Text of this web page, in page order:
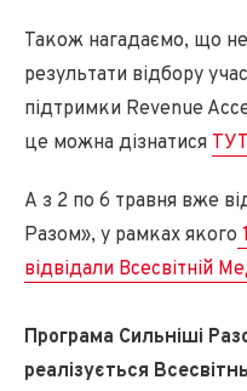
Також нагадаємо, що
результати відбору
підтримки Revenue
це можна дізнатися ТУТ
А з 2 по 6 травня вже
Разом», у рамках якого
відвідали Всесвітній
Програма Сильніші
реалізується